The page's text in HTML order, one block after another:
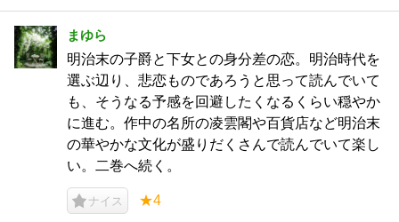
まゆら
明治末の子爵と下女との身分差の恋。明治時代を
選ぶ辺り、悲恋ものであろうと思って読んでいて
も、そうなる予感を回避したくなるくらい穏やか
に進む。作中の名所の凌雲閣や百貨店など明治末
の華やかな文化が盛りだくさんで読んでいて楽し
い。二巻へ続く。
ナイス ★4